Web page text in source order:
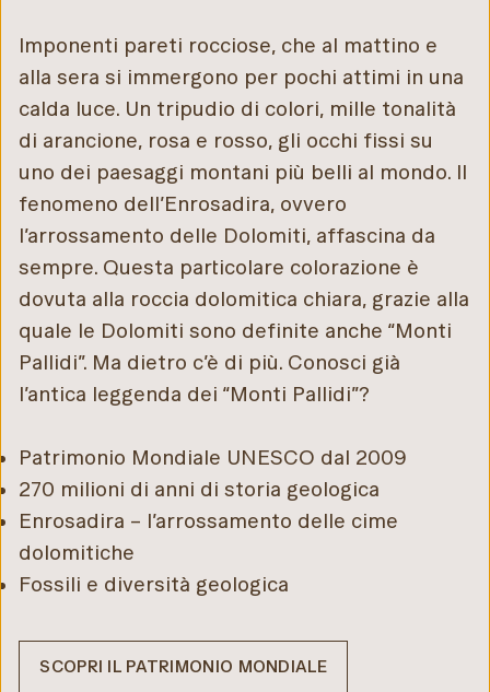
Imponenti pareti rocciose, che al mattino e
alla sera si immergono per pochi attimi in una
calda luce. Un tripudio di colori, mille tonalità
di arancione, rosa e rosso, gli occhi fissi su
uno dei paesaggi montani più belli al mondo. Il
fenomeno dell’Enrosadira, ovvero
l’arrossamento delle Dolomiti, affascina da
sempre. Questa particolare colorazione è
dovuta alla roccia dolomitica chiara, grazie alla
quale le Dolomiti sono definite anche “Monti
Pallidi”. Ma dietro c’è di più. Conosci già
l’antica leggenda dei “Monti Pallidi”?
Patrimonio Mondiale UNESCO dal 2009
270 milioni di anni di storia geologica
Enrosadira – l’arrossamento delle cime
dolomitiche
Fossili e diversità geologica
SCOPRI IL PATRIMONIO MONDIALE